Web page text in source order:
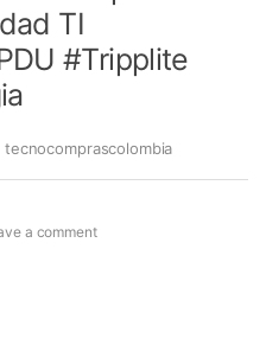
TI
#Tripplite
tecnocomprascolombia
a comment